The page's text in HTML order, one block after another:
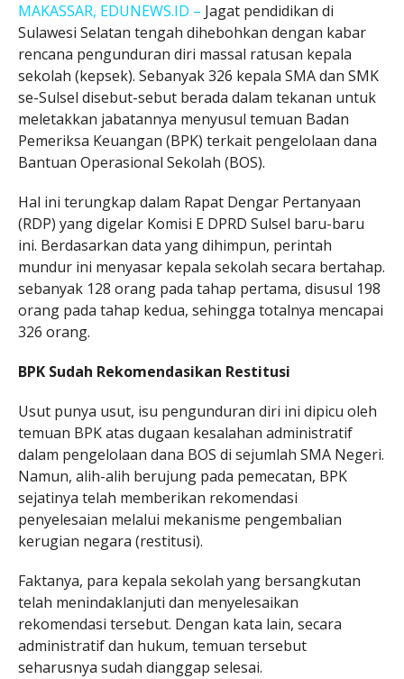
MAKASSAR, EDUNEWS.ID – Jagat pendidikan di
Sulawesi Selatan tengah dihebohkan dengan kabar
rencana pengunduran diri massal ratusan kepala
sekolah (kepsek). Sebanyak 326 kepala SMA dan SMK
se-Sulsel disebut-sebut berada dalam tekanan untuk
meletakkan jabatannya menyusul temuan Badan
Pemeriksa Keuangan (BPK) terkait pengelolaan dana
Bantuan Operasional Sekolah (BOS).
Hal ini terungkap dalam Rapat Dengar Pertanyaan
(RDP) yang digelar Komisi E DPRD Sulsel baru-baru
ini. Berdasarkan data yang dihimpun, perintah
mundur ini menyasar kepala sekolah secara bertahap.
sebanyak 128 orang pada tahap pertama, disusul 198
orang pada tahap kedua, sehingga totalnya mencapai
326 orang.
BPK Sudah Rekomendasikan Restitusi
Usut punya usut, isu pengunduran diri ini dipicu oleh
temuan BPK atas dugaan kesalahan administratif
dalam pengelolaan dana BOS di sejumlah SMA Negeri.
Namun, alih-alih berujung pada pemecatan, BPK
sejatinya telah memberikan rekomendasi
penyelesaian melalui mekanisme pengembalian
kerugian negara (restitusi).
Faktanya, para kepala sekolah yang bersangkutan
telah menindaklanjuti dan menyelesaikan
rekomendasi tersebut. Dengan kata lain, secara
administratif dan hukum, temuan tersebut
seharusnya sudah dianggap selesai.